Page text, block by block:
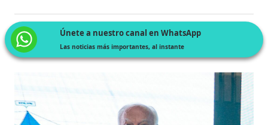
Únete a nuestro canal en WhatsApp
Las noticias más importantes, al instante